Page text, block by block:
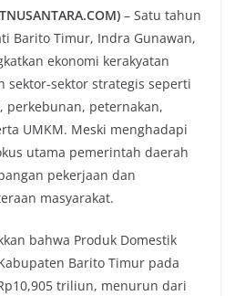
– Satu tahun
Barito Timur, Indra Gunawan,
ekonomi kerakyatan
sektor-sektor strategis seperti
peternakan,
UMKM. Meski menghadapi
utama pemerintah daerah
pekerjaan dan
masyarakat.
bahwa Produk Domestik
Barito Timur pada
triliun, menurun dari